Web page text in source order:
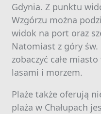
Gdynia. Z punktu
Wzgórzu można
widok na port oraz
Natomiast z góry
zobaczyć całe
lasami i morzem.
Plaże także oferują
plaża w Chałupach